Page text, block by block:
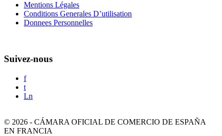
Mentions Légales
Conditions Generales D’utilisation
Donnees Personnelles
Suivez-nous
f
t
Ln
© 2026 - CÁMARA OFICIAL DE COMERCIO DE ESPAÑA
EN FRANCIA